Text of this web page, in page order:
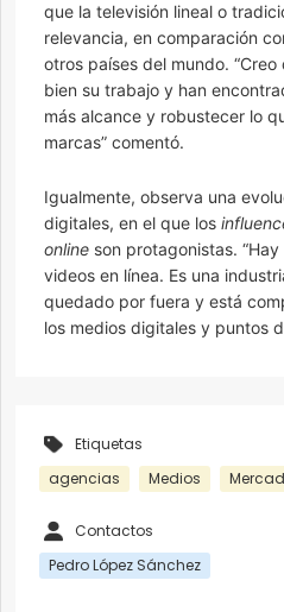
que la televisión lineal o
relevancia, en comparación
otros países del mundo.
bien su trabajo y han
más alcance y robustecer lo
marcas” comentó.
Igualmente, observa una
digitales, en el que los
online son protagonistas.
videos en línea. Es una
quedado por fuera y está
los medios digitales y puntos
Etiquetas
agencias
Medios
Contactos
Pedro López Sánchez